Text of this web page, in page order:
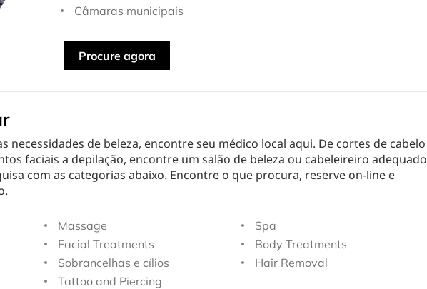
Câmaras municipais
Procure agora
necessidades de beleza, encontre seu médico local aqui. De cortes de cabelo
faciais a depilação, encontre um salão de beleza ou cabeleireiro adequado
com as categorias abaixo. Encontre o que procura, reserve on-line e
Massage
Spa
Facial Treatments
Body Treatments
Sobrancelhas e cílios
Hair Removal
Tattoo and Piercing